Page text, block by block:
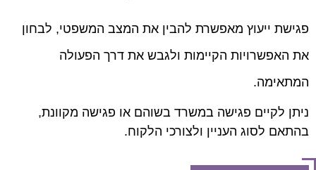
פגישת ייעוץ מאפשרת להבין את המצב המשפטי, לבחון
את האפשרויות הקיימות ולגבש את דרך הפעולה
המתאימה.
ניתן לקיים פגישה במשרד בשוהם או פגישה מקוונת,
בהתאם לסוג העניין ולצורכי הלקוח.